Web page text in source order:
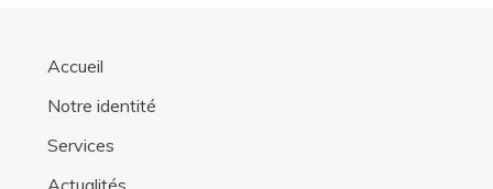
Accueil
Notre identité
Services
Actualités